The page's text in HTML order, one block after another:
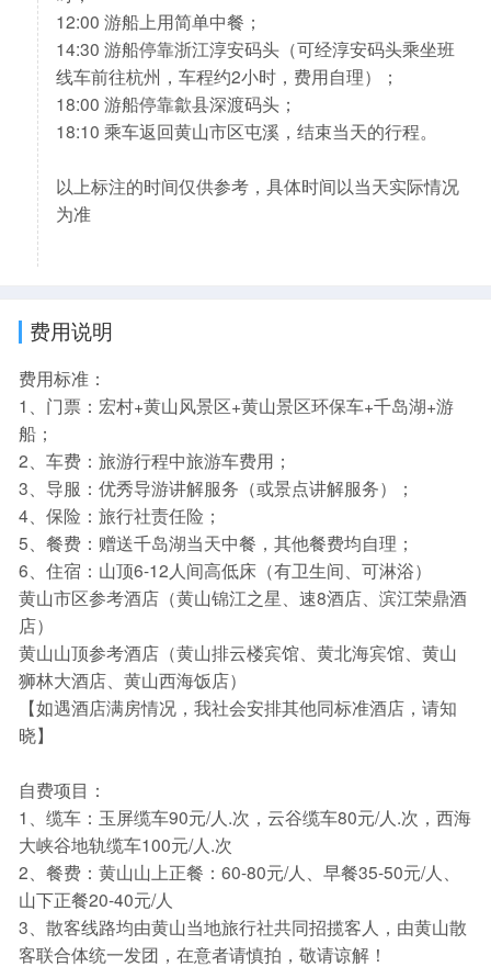
12:00 游船上用简单中餐；
14:30 游船停靠浙江淳安码头（可经淳安码头乘坐班
线车前往杭州，车程约2小时，费用自理）；
18:00 游船停靠歙县深渡码头；
18:10 乘车返回黄山市区屯溪，结束当天的行程。
以上标注的时间仅供参考，具体时间以当天实际情况
为准
费用说明
费用标准：
1、门票：宏村+黄山风景区+黄山景区环保车+千岛湖+游
船；
2、车费：旅游行程中旅游车费用；
3、导服：优秀导游讲解服务（或景点讲解服务）；
4、保险：旅行社责任险；
5、餐费：赠送千岛湖当天中餐，其他餐费均自理；
6、住宿：山顶6-12人间高低床（有卫生间、可淋浴）
黄山市区参考酒店（黄山锦江之星、速8酒店、滨江荣鼎酒
店）
黄山山顶参考酒店（黄山排云楼宾馆、黄北海宾馆、黄山
狮林大酒店、黄山西海饭店）
【如遇酒店满房情况，我社会安排其他同标准酒店，请知
晓】
自费项目：
1、缆车：玉屏缆车90元/人.次，云谷缆车80元/人.次，西海
大峡谷地轨缆车100元/人.次
2、餐费：黄山山上正餐：60-80元/人、早餐35-50元/人、
山下正餐20-40元/人
3、散客线路均由黄山当地旅行社共同招揽客人，由黄山散
客联合体统一发团，在意者请慎拍，敬请谅解！